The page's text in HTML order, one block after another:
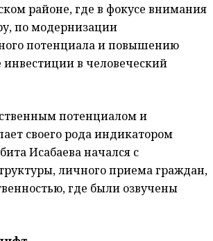
районе, где в фокусе внимания
по модернизации
потенциала и повышению
инвестиции в человеческий
потенциалом и
своего рода индикатором
Исабаева начался с
личного приема граждан,
где были озвучены